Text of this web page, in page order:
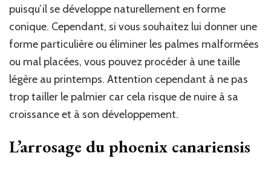
puisqu’il se développe naturellement en forme
conique. Cependant, si vous souhaitez lui donner une
forme particulière ou éliminer les palmes malformées
ou mal placées, vous pouvez procéder à une taille
légère au printemps. Attention cependant à ne pas
trop tailler le palmier car cela risque de nuire à sa
croissance et à son développement.
L’arrosage du phoenix canariensis